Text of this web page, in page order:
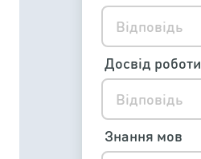
Відповідь
Відповідь
Досвід роботи
Знання мов